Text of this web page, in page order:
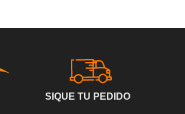
SIQUE TU PEDIDO